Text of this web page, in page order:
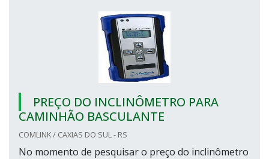
PREÇO DO INCLINÔMETRO PARA
CAMINHÃO BASCULANTE
COMLINK / CAXIAS DO SUL - RS
No momento de pesquisar o preço do inclinômetro